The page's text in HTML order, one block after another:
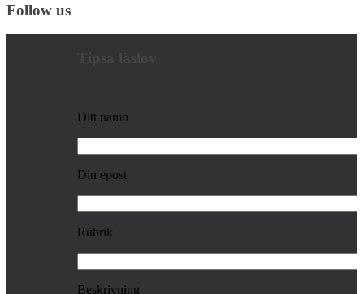
Follow us
Ditt namn
Din epost
Rubrik
Beskrivning